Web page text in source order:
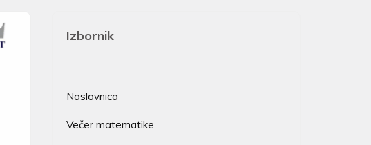
Izbornik
Naslovnica
Večer matematike